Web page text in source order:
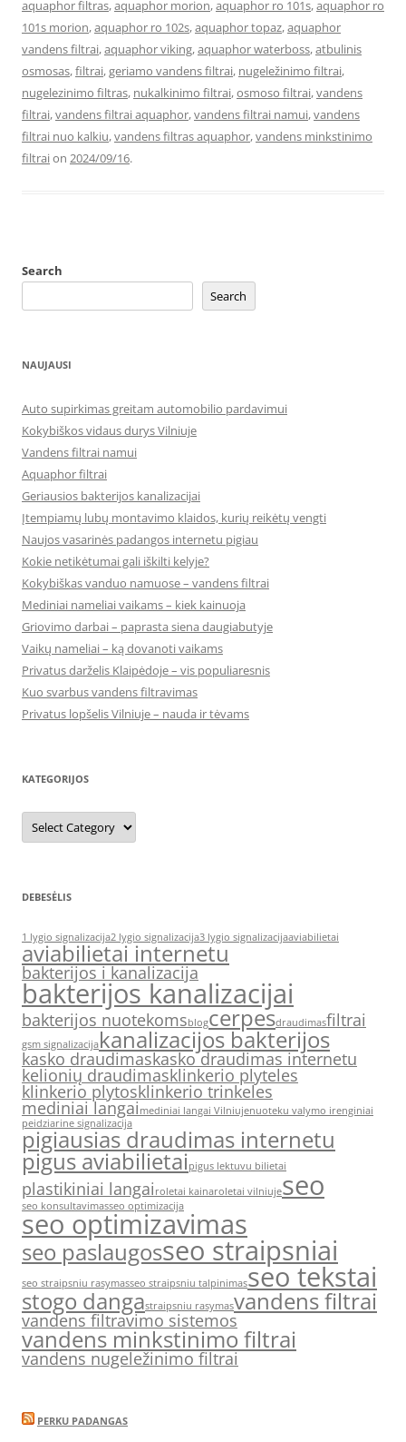
aquaphor filtras,aquaphor morion,aquaphor ro 101s,aquaphor ro
101s morion,aquaphor ro 102s,aquaphor topaz,aquaphor
vandens filtrai,aquaphor viking,aquaphor waterboss,atbulinis
osmosas,filtrai,geriamo vandens filtrai, nugeležinimo filtrai,
nugelezinimo filtras, nukalkinimo filtrai,osmoso filtrai,vandens
filtrai,vandens filtrai aquaphor,vandens filtrai namui,vandens
filtrai nuo kalkiu,vandens filtras aquaphor,vandens minkstinimo
filtraion 2024/09/16.
Search
Search
NAUJAUSI
Auto supirkimas greitam automobilio pardavimui
Kokybiškos vidaus durys Vilniuje
Vandens filtrai namui
Aquaphor filtrai
Geriausios bakterijos kanalizacijai
Įtempiamų lubų montavimo klaidos, kurių reikėtų vengti
Naujos vasarinės padangos internetu pigiau
Kokie netikėtumai gali iškilti kelyje?
Kokybiškas vanduo namuose – vandens filtrai
Mediniai nameliai vaikams – kiek kainuoja
Griovimo darbai – paprasta siena daugiabutyje
Vaikų nameliai – ką dovanoti vaikams
Privatus darželis Klaipėdoje – vis populiaresnis
Kuo svarbus vandens filtravimas
Privatus lopšelis Vilniuje – nauda ir tėvams
KATEGORIJOS
Kategorijos
DEBESĖLIS
1 lygio signalizacija2 lygio signalizacija3 lygio signalizacijaaviabilietai
aviabilietai internetu
bakterijos i kanalizacija
bakterijos kanalizacijai
bakterijos nuotekomsblogcerpesdraudimasfiltrai
gsm signalizacijakanalizacijos bakterijos
kasko draudimaskasko draudimas internetu
kelionių draudimasklinkerio plyteles
klinkerio plytosklinkerio trinkeles
mediniai langai mediniai langai Vilniujenuoteku valymo irenginiai
peidziarine signalizacija
pigiausias draudimas internetu
pigus aviabilietaipigus lektuvu bilietai
plastikiniai langai roletai kainaroletai vilniujeseo
seo konsultavimasseo optimizacija
seo optimizavimas
seo paslaugosseo straipsniai
seo straipsniu rasymasseo straipsniu talpinimasseo tekstai
stogo dangastraipsniu rasymasvandens filtrai
vandens filtravimo sistemos
vandens minkstinimo filtrai
vandens nugeležinimo filtrai
PERKU PADANGAS